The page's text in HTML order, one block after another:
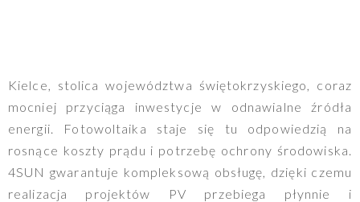
Kielce, stolica województwa świętokrzyskiego, coraz
mocniej przyciąga inwestycje w odnawialne źródła
energii. Fotowoltaika staje się tu odpowiedzią na
rosnące koszty prądu i potrzebę ochrony środowiska.
4SUN gwarantuje kompleksową obsługę, dzięki czemu
realizacja projektów PV przebiega płynnie i